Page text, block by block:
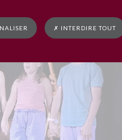
✗ INTERDIRE TOUT